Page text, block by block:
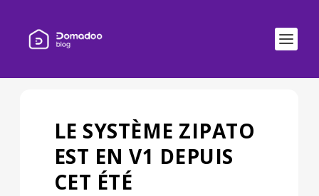
LE SYSTÈME ZIPATO
EST EN V1 DEPUIS
CET ÉTÉ